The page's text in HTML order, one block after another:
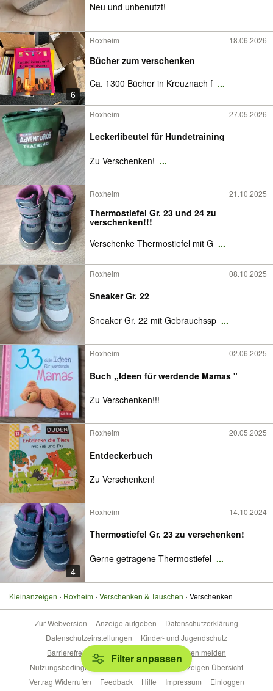
Neu und unbenutzt!
6
Roxheim 18.06.2026
Bücher zum verschenken
Ca. 1300 Bücher in Kreuznach f ...
Roxheim 27.05.2026
Leckerlibeutel für Hundetraining
Zu Verschenken! ...
Roxheim 21.10.2025
Thermostiefel Gr. 23 und 24 zu
verschenken!!!
Verschenke Thermostiefel mit G ...
Roxheim 08.10.2025
Sneaker Gr. 22
Sneaker Gr. 22 mit Gebrauchssp ...
Roxheim 02.06.2025
Buch ,,Ideen für werdende Mamas "
Zu Verschenken!!!
Roxheim 20.05.2025
Entdeckerbuch
Zu Verschenken!
4
Roxheim 14.10.2024
Thermostiefel Gr. 23 zu verschenken!
Gerne getragene Thermostiefel ...
Kleinanzeigen Roxheim Verschenken & Tauschen Verschenken
Filter anpassen
Zur Webversion Anzeige aufgeben
Datenschutzerklärung
Datenschutzeinstellungen
Kinder- und Jugendschutz
Barrierefreiheitserklärung
Sicherheitslücken melden
Nutzungsbedingungen
Beliebte Suchen
Anzeigen Übersicht
Vertrag Widerrufen
Feedback Hilfe Impressum Einloggen